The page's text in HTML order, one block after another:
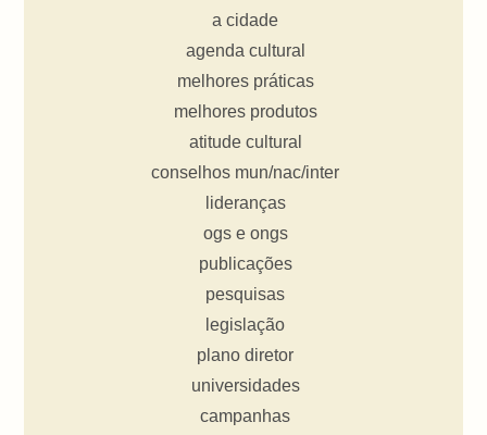
a cidade
agenda cultural
melhores práticas
melhores produtos
atitude cultural
conselhos mun/nac/inter
lideranças
ogs e ongs
publicações
pesquisas
legislação
plano diretor
universidades
campanhas